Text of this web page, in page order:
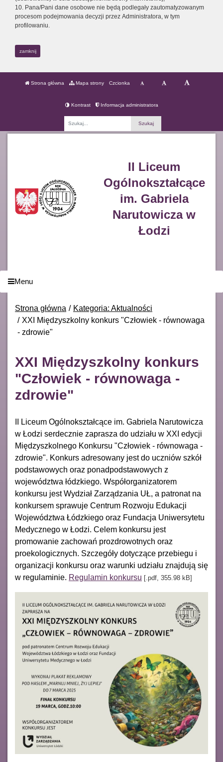
10. Pana/Pani dane osobowe nie będą podlegały zautomatyzowanym
procesom podejmowania decyzji przez Administratora, w tym
profilowaniu.
zamknij
Strona główna Mapa strony Czcionka
Kontrast Informacja administratora
II Liceum
Ogólnokształcące
im. Gabriela
Narutowicza w
Łodzi
Menu
Strona główna
Kategoria: Aktualności
XXI Międzyszkolny konkurs "Człowiek - równowaga
- zdrowie"
XXI Międzyszkolny konkurs
"Człowiek - równowaga -
zdrowie"
II Liceum Ogólnokształcące im. Gabriela Narutowicza
w Łodzi serdecznie zaprasza do udziału w XXI edycji
Międzyszkolnego Konkursu "Człowiek - równowaga -
zdrowie". Konkurs adresowany jest do uczniów szkół
podstawowych oraz ponadpodstawowych z
województwa łódzkiego. Współorganizatorem
konkursu jest Wydział Zarządzania UŁ, a patronat na
konkursem sprawuje Centrum Rozwoju Edukacji
Województwa Łódzkiego oraz Fundacja Uniwersytetu
Medycznego w Łodzi. Celem konkursu jest
promowanie zachowań prozdrowotnych oraz
proekologicznych. Szczegóły dotyczące przebiegu i
organizacji konkursu oraz warunki udziału znajdują się
w regulaminie. Regulamin konkursu [.pdf, 355.98 kB]